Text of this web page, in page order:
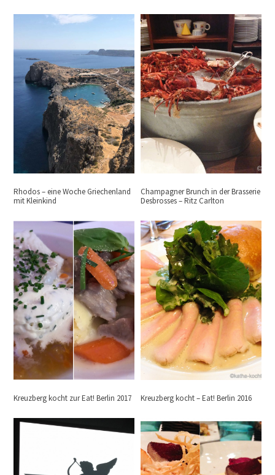
Rhodos – eine Woche Griechenland
mit Kleinkind
Champagner Brunch in der Brasserie
Desbrosses – Ritz Carlton
Kreuzberg kocht zur Eat! Berlin 2017 Kreuzberg kocht – Eat! Berlin 2016